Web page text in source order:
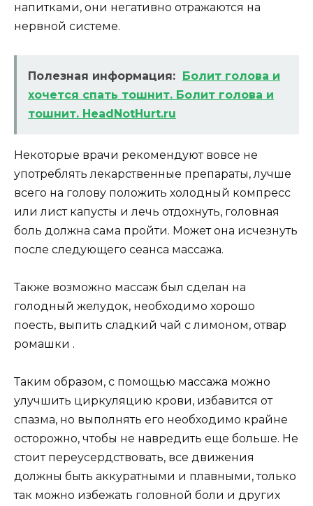
напитками, они негативно отражаются на
нервной системе.
Полезная информация: Болит голова и
хочется спать тошнит. Болит голова и
тошнит. HeadNotHurt.ru
Некоторые врачи рекомендуют вовсе не
употреблять лекарственные препараты, лучше
всего на голову положить холодный компресс
или лист капусты и лечь отдохнуть, головная
боль должна сама пройти. Может она исчезнуть
после следующего сеанса массажа.
Также возможно массаж был сделан на
голодный желудок, необходимо хорошо
поесть, выпить сладкий чай с лимоном, отвар
ромашки .
Таким образом, с помощью массажа можно
улучшить циркуляцию крови, избавится от
спазма, но выполнять его необходимо крайне
осторожно, чтобы не навредить еще больше. Не
стоит переусердствовать, все движения
должны быть аккуратными и плавными, только
так можно избежать головной боли и других